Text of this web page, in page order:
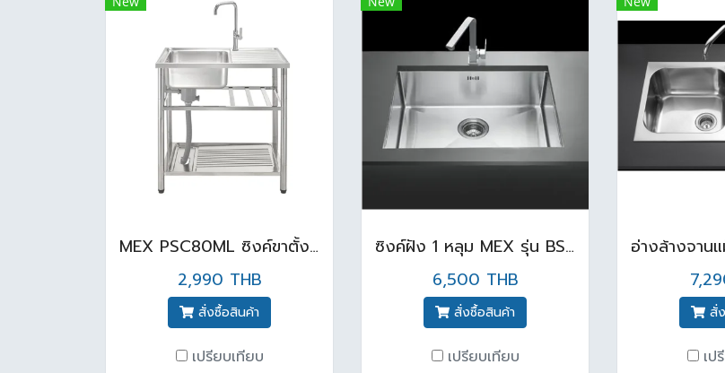
MEX PSC80ML ซิงค์ขาตั้ง 1 หลุม 1 ที่พัก ( 50cmx80cm ) สีเงิน
2,990 THB
สั่งซื้อสินค้า
เปรียบเทียบ
ซิงค์ฝัง 1 หลุม MEX รุ่น BSC55 ( ไม่รวมก็อก )
6,500 THB
สั่งซื้อสินค้า
เปรียบเทียบ
สั่
เป